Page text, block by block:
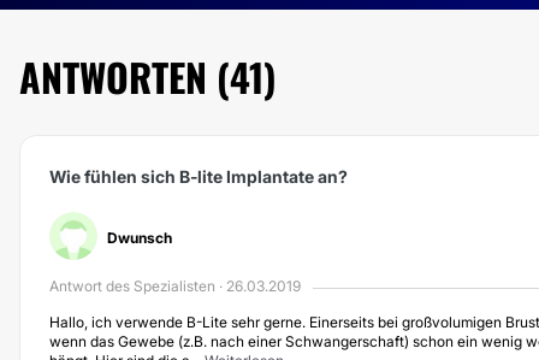
ANTWORTEN (41)
Wie fühlen sich B-lite Implantate an?
Dwunsch
Antwort des Spezialisten · 26.03.2019
Hallo, ich verwende B-Lite sehr gerne. Einerseits bei großvolumigen
wenn das Gewebe (z.B. nach einer Schwangerschaft) schon ein wenig